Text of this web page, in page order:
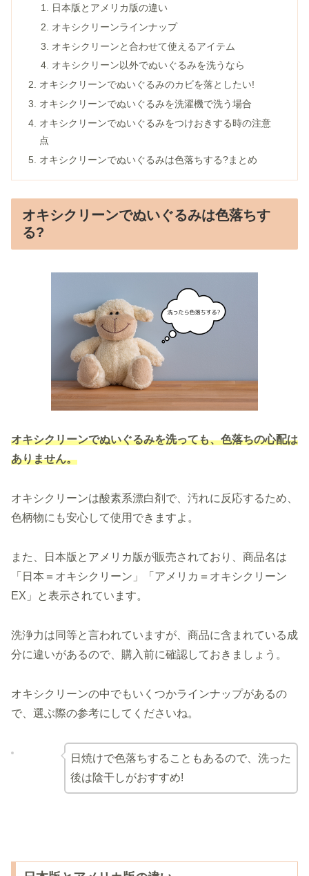
日本版とアメリカ版の違い
オキシクリーンラインナップ
オキシクリーンと合わせて使えるアイテム
オキシクリーン以外でぬいぐるみを洗うなら
オキシクリーンでぬいぐるみのカビを落としたい!
オキシクリーンでぬいぐるみを洗濯機で洗う場合
オキシクリーンでぬいぐるみをつけおきする時の注意
点
オキシクリーンでぬいぐるみは色落ちする?まとめ
オキシクリーンでぬいぐるみは色落ちす
る?
オキシクリーンでぬいぐるみを洗っても、色落ちの心配は
ありません。
オキシクリーンは酸素系漂白剤で、汚れに反応するため、
色柄物にも安心して使用できますよ。
また、日本版とアメリカ版が販売されており、商品名は
「日本＝オキシクリーン」「アメリカ＝オキシクリーン
EX」と表示されています。
洗浄力は同等と言われていますが、商品に含まれている成
分に違いがあるので、購入前に確認しておきましょう。
オキシクリーンの中でもいくつかラインナップがあるの
で、選ぶ際の参考にしてくださいね。
日焼けで色落ちすることもあるので、洗った
後は陰干しがおすすめ!